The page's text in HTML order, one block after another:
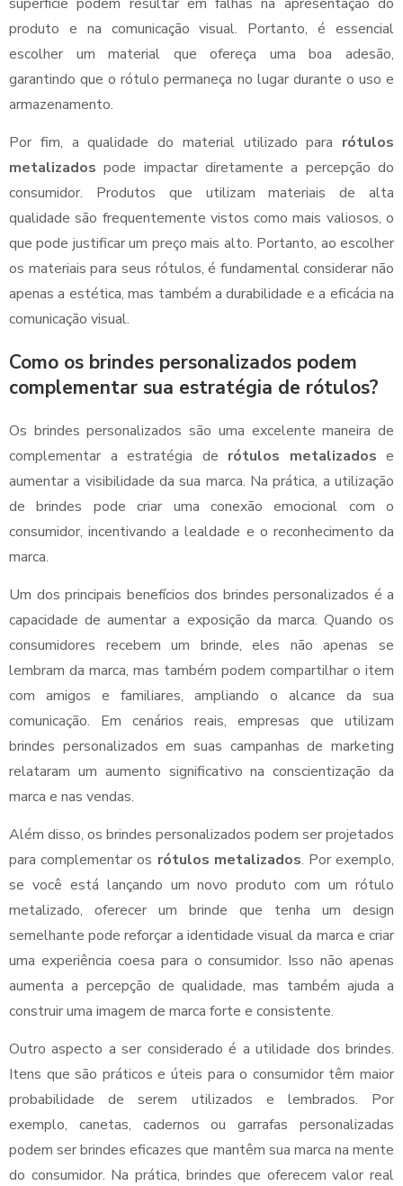
produto e na comunicação visual. Portanto, é essencial
escolher um material que ofereça uma boa adesão,
garantindo que o rótulo permaneça no lugar durante o uso e
armazenamento.
Por fim, a qualidade do material utilizado para rótulos
metalizados pode impactar diretamente a percepção do
consumidor. Produtos que utilizam materiais de alta
qualidade são frequentemente vistos como mais valiosos, o
que pode justificar um preço mais alto. Portanto, ao escolher
os materiais para seus rótulos, é fundamental considerar não
apenas a estética, mas também a durabilidade e a eficácia na
comunicação visual.
Como os brindes personalizados podem
complementar sua estratégia de rótulos?
Os brindes personalizados são uma excelente maneira de
complementar a estratégia de rótulos metalizados e
aumentar a visibilidade da sua marca. Na prática, a utilização
de brindes pode criar uma conexão emocional com o
consumidor, incentivando a lealdade e o reconhecimento da
marca.
Um dos principais benefícios dos brindes personalizados é a
capacidade de aumentar a exposição da marca. Quando os
consumidores recebem um brinde, eles não apenas se
lembram da marca, mas também podem compartilhar o item
com amigos e familiares, ampliando o alcance da sua
comunicação. Em cenários reais, empresas que utilizam
brindes personalizados em suas campanhas de marketing
relataram um aumento significativo na conscientização da
marca e nas vendas.
Além disso, os brindes personalizados podem ser projetados
para complementar os rótulos metalizados. Por exemplo,
se você está lançando um novo produto com um rótulo
metalizado, oferecer um brinde que tenha um design
semelhante pode reforçar a identidade visual da marca e criar
uma experiência coesa para o consumidor. Isso não apenas
aumenta a percepção de qualidade, mas também ajuda a
construir uma imagem de marca forte e consistente.
Outro aspecto a ser considerado é a utilidade dos brindes.
Itens que são práticos e úteis para o consumidor têm maior
probabilidade de serem utilizados e lembrados. Por
exemplo, canetas, cadernos ou garrafas personalizadas
podem ser brindes eficazes que mantêm sua marca na mente
do consumidor. Na prática, brindes que oferecem valor real